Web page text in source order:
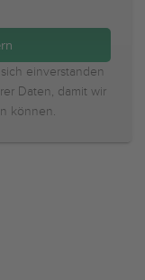
einverstanden
Daten, damit wir
können.